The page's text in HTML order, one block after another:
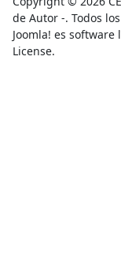
de Autor -. Todos
Joomla! es software
License.